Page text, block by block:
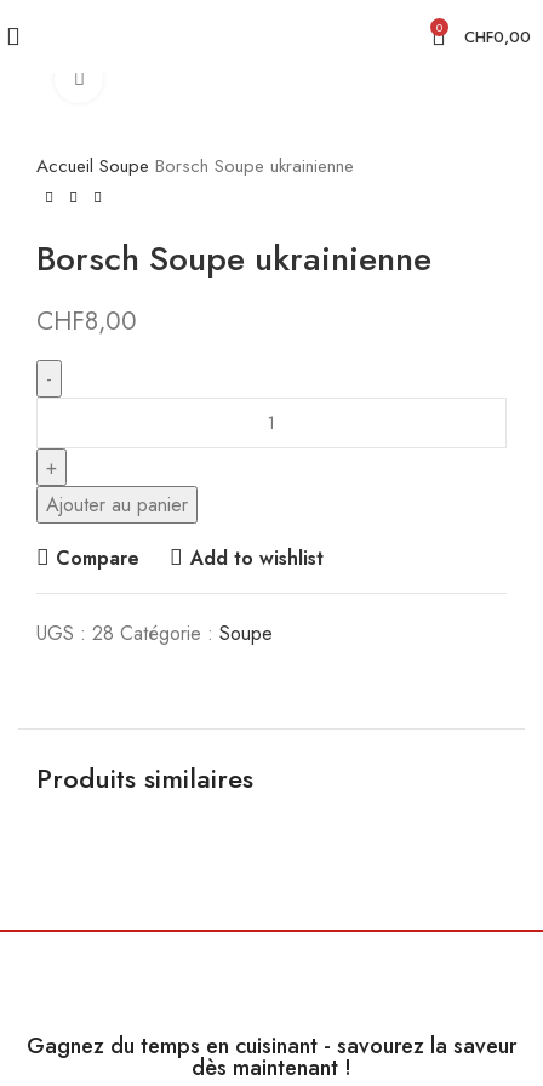
0 CHF0,00
Accueil Soupe Borsch Soupe ukrainienne
Borsch Soupe ukrainienne
CHF8,00
Ajouter au panier
Compare
Add to wishlist
UGS : 28 Catégorie : Soupe
Produits similaires
CHF12,00
Gagnez du temps en cuisinant - savourez la saveur
dès maintenant !